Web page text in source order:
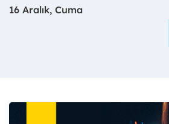
16 Aralık, Cuma